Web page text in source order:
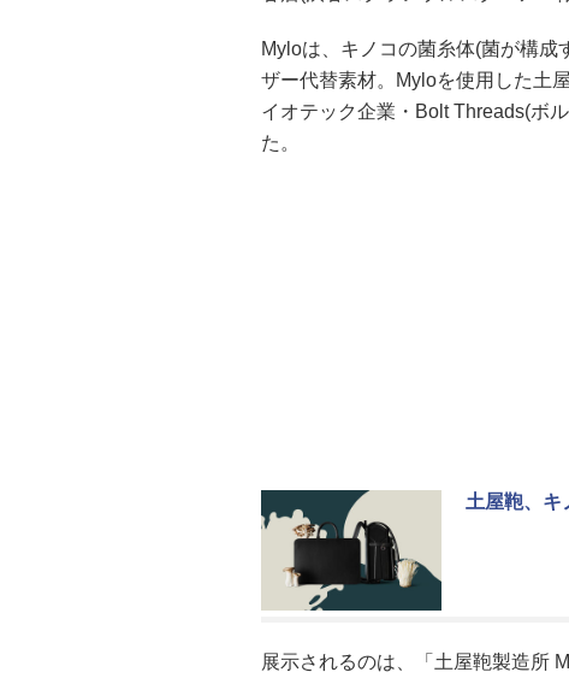
Myloは、キノコの菌糸体(菌が構成
ザー代替素材。Myloを使用した土
イオテック企業・Bolt Threads(ボ
た。
土屋鞄、キ
展示されるのは、「土屋鞄製造所